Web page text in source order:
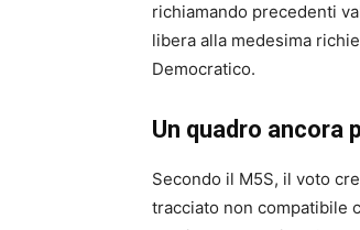
richiamando precedenti
libera alla medesima
Democratico.
Un quadro ancora
Secondo il M5S, il voto
tracciato non compatibile